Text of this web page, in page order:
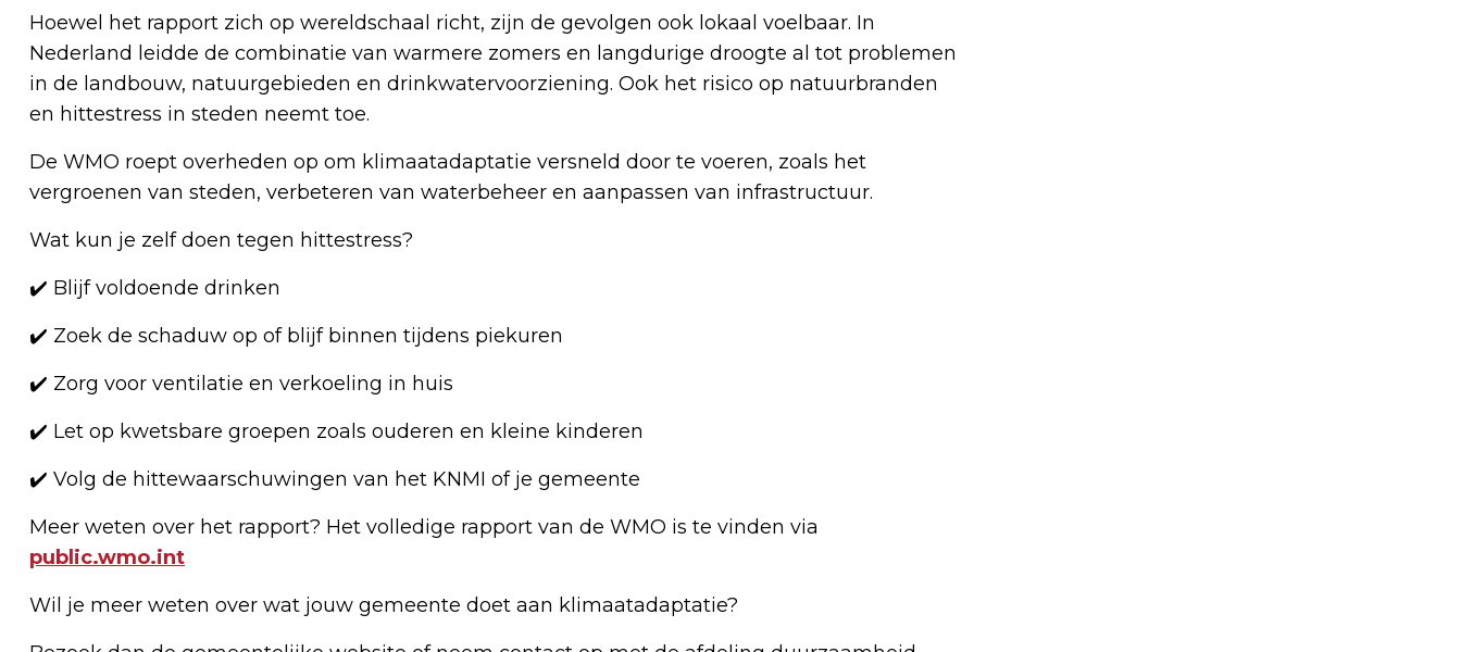
Hoewel het rapport zich op wereldschaal richt, zijn de gevolgen ook lokaal voelbaar. In
Nederland leidde de combinatie van warmere zomers en langdurige droogte al tot problemen
in de landbouw, natuurgebieden en drinkwatervoorziening. Ook het risico op natuurbranden
en hittestress in steden neemt toe.
De WMO roept overheden op om klimaatadaptatie versneld door te voeren, zoals het
vergroenen van steden, verbeteren van waterbeheer en aanpassen van infrastructuur.
Wat kun je zelf doen tegen hittestress?
✔️ Blijf voldoende drinken
✔️ Zoek de schaduw op of blijf binnen tijdens piekuren
✔️ Zorg voor ventilatie en verkoeling in huis
✔️ Let op kwetsbare groepen zoals ouderen en kleine kinderen
✔️ Volg de hittewaarschuwingen van het KNMI of je gemeente
Meer weten over het rapport? Het volledige rapport van de WMO is te vinden via
public.wmo.int
Wil je meer weten over wat jouw gemeente doet aan klimaatadaptatie?